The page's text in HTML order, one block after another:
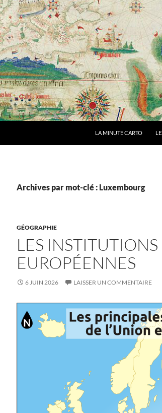
LA MINUTE CARTO
Archives par mot-clé : Luxembourg
GÉOGRAPHIE
LES INSTITUTIONS
EUROPÉENNES
6 JUIN 2026 LAISSER UN COMMENTAIRE